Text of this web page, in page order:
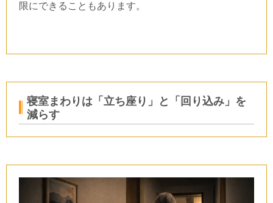
限にできることもあります。
寝室まわりは「立ち座り」と「回り込み」を
減らす